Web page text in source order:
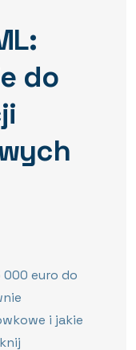
do
000 euro do
i jakie